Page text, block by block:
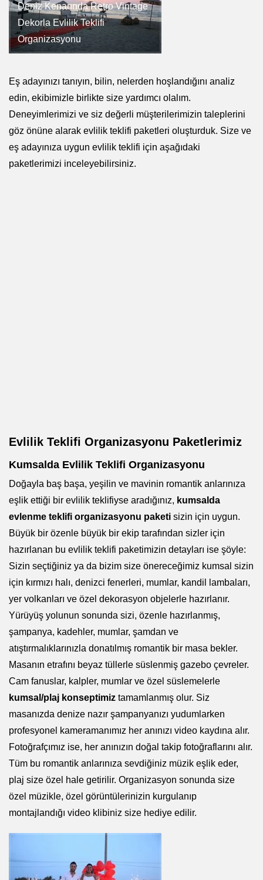
Deniz Kenarında Retro Vintage
Dekorla Evlilik Teklifi
Organizasyonu
Eş adayınızı tanıyın, bilin, nelerden hoşlandığını analiz
edin, ekibimizle birlikte size yardımcı olalım.
Deneyimlerimizi ve siz değerli müşterilerimizin taleplerini
göz önüne alarak evlilik teklifi paketleri oluşturduk. Size ve
eş adayınıza uygun evlilik teklifi için aşağıdaki
paketlerimizi inceleyebilirsiniz.
Evlilik Teklifi Organizasyonu Paketlerimiz
Kumsalda Evlilik Teklifi Organizasyonu
Doğayla baş başa, yeşilin ve mavinin romantik anlarınıza
eşlik ettiği bir evlilik teklifiyse aradığınız, kumsalda
evlenme teklifi organizasyonu paketi sizin için uygun.
Büyük bir özenle büyük bir ekip tarafından sizler için
hazırlanan bu evlilik teklifi paketimizin detayları ise şöyle:
Sizin seçtiğiniz ya da bizim size önereceğimiz kumsal sizin
için kırmızı halı, denizci fenerleri, mumlar, kandil lambaları,
yer volkanları ve özel dekorasyon objelerle hazırlanır.
Yürüyüş yolunun sonunda sizi, özenle hazırlanmış,
şampanya, kadehler, mumlar, şamdan ve
atıştırmalıklarınızla donatılmış romantik bir masa bekler.
Masanın etrafını beyaz tüllerle süslenmiş gazebo çevreler.
Cam fanuslar, kalpler, mumlar ve özel süslemelerle
kumsal/plaj konseptimiz tamamlanmış olur. Siz
masanızda denize nazır şampanyanızı yudumlarken
profesyonel kameramanımız her anınızı video kaydına alır.
Fotoğrafçımız ise, her anınızın doğal takip fotoğraflarını alır.
Tüm bu romantik anlarınıza sevdiğiniz müzik eşlik eder,
plaj size özel hale getirilir. Organizasyon sonunda size
özel müzikle, özel görüntülerinizin kurgulanıp
montajlandığı video klibiniz size hediye edilir.